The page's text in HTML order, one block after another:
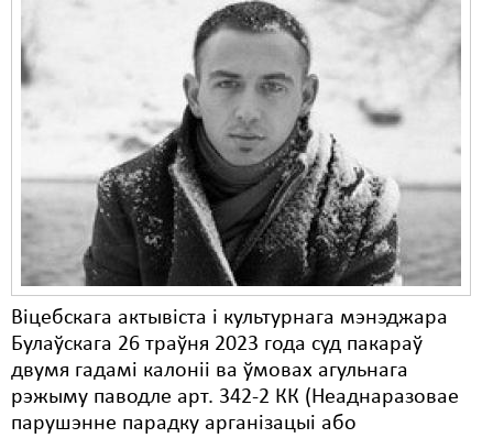
Віцебскага актывіста і культурнага мэнэджара
Булаўскага 26 траўня 2023 года суд пакараў
двумя гадамі калоніі ва ўмовах агульнага
рэжыму паводле арт. 342-2 КК (Неаднаразовае
парушэнне парадку арганізацыі або